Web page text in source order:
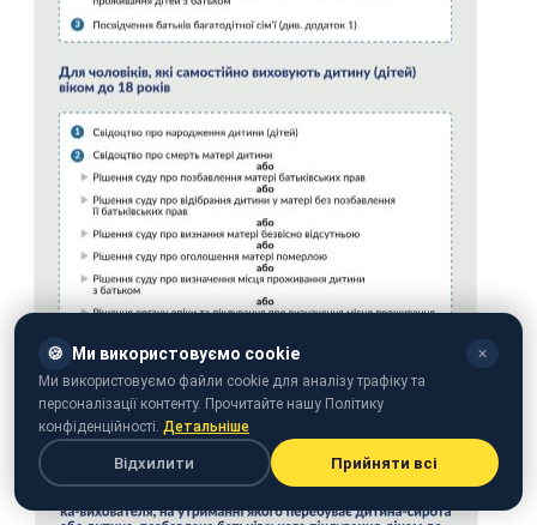
🍪 Ми використовуємо cookie ✕
Ми використовуємо файли cookie для аналізу трафіку та
персоналізації контенту. Прочитайте нашу Політику
конфіденційності. Детальніше
Відхилити Прийняти всі